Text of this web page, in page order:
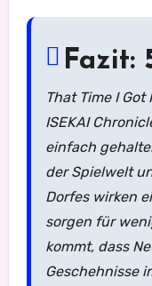
Fazit:
That Time I
ISEKAI
einfach
der Spielwelt
Dorfes wirken
sorgen für
kommt, dass
Geschehnisse